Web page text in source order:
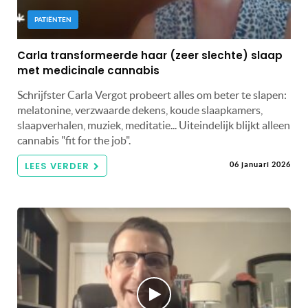
PATIËNTEN
Carla transformeerde haar (zeer slechte) slaap
met medicinale cannabis
Schrijfster Carla Vergot probeert alles om beter te slapen:
melatonine, verzwaarde dekens, koude slaapkamers,
slaapverhalen, muziek, meditatie... Uiteindelijk blijkt alleen
cannabis "fit for the job".
LEES VERDER 06 januari 2026